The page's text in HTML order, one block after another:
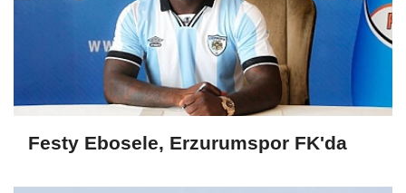
Festy Ebosele, Erzurumspor FK'da